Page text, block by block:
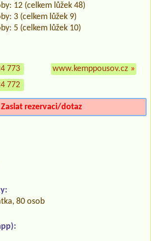
12 (celkem lůžek 48)
3 (celkem lůžek 9)
5 (celkem lůžek 10)
773
772
www.kemppousov.cz »
Zaslat rezervaci/dotaz
80 osob